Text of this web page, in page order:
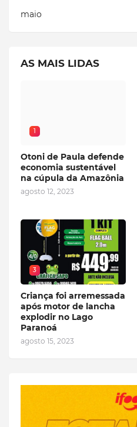
maio
AS MAIS LIDAS
1
Otoni de Paula defende
economia sustentável
na cúpula da Amazônia
agosto 12, 2023
3
Criança foi arremessada
após motor de lancha
explodir no Lago
Paranoá
agosto 15, 2023